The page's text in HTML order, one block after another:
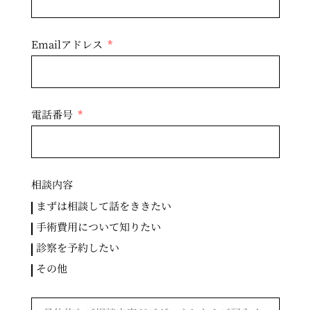
Emailアドレス
電話番号
相談内容
まずは相談して話をききたい
手術費用について知りたい
診察を予約したい
その他